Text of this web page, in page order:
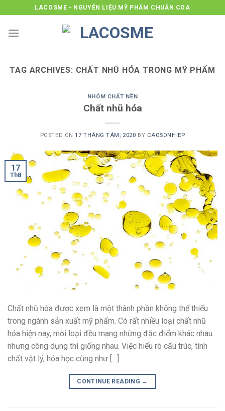
to
content
LACOSME - NGUYÊN LIỆU MỸ PHẨM CHUẨN COA
TAG ARCHIVES: CHẤT NHŨ HÓA TRONG MỸ PHẨM
NHÓM CHẤT NỀN
Chất nhũ hóa
POSTED ON17 THÁNG TÁM, 2020 BY CAOSONHIEP
17
Th8
Chất nhũ hóa được xem là một thành phần không thể thiếu
trong ngành sản xuất mỹ phẩm. Có rất nhiều loại chất nhũ
hóa hiện nay, mỗi loại đều mang những đặc điểm khác nhau
nhưng công dụng thì giống nhau. Việc hiểu rõ cấu trúc, tính
chất vật lý, hóa học cũng như […]
CONTINUE READING →